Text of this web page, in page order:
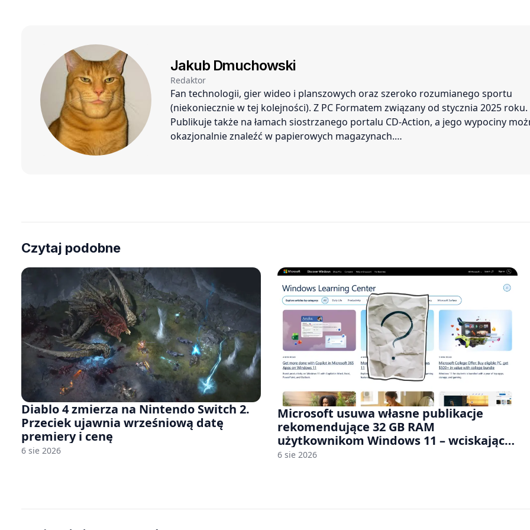
Jakub Dmuchowski
Redaktor
Fan technologii, gier wideo i planszowych oraz szeroko rozumianego sportu
(niekoniecznie w tej kolejności). Z PC Formatem związany od stycznia 2025 roku.
Publikuje także na łamach siostrzanego portalu CD-Action, a jego wypociny
okazjonalnie znaleźć w papierowych magazynach.…
Czytaj podobne
Diablo 4 zmierza na Nintendo Switch 2.
Przeciek ujawnia wrześniową datę
premiery i cenę
6 sie 2026
Microsoft usuwa własne publikacje
rekomendujące 32 GB RAM
użytkownikom Windows 11 – wciskając
nam przy tym komputery z 8 GB RAM po
6 sie 2026